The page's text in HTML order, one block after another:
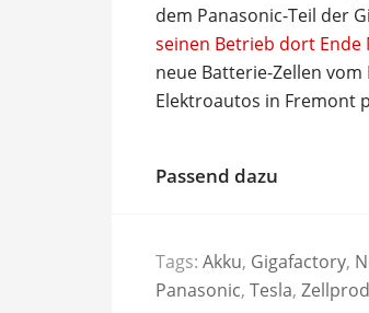
dem Panasonic-Teil der
seinen Betrieb dort Ende
neue Batterie-Zellen
Elektroautos in Fremont
Passend dazu
Tags: Akku, Gigafactory,
Panasonic, Tesla,